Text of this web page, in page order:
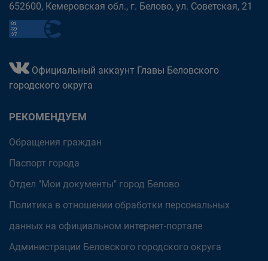
652600, Кемеровская обл., г. Белово, ул. Советская, 21
Официальный аккаунт Главы Беловского
городского округа
РЕКОМЕНДУЕМ
Обращения граждан
Паспорт города
Отдел "Мои документы" город Белово
Политика в отношении обработки персональных
данных на официальном интернет-портале
Администрации Беловского городского округа